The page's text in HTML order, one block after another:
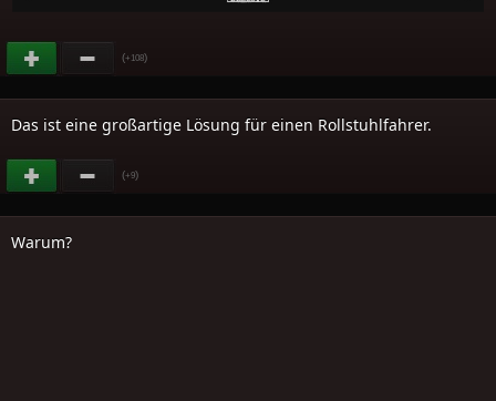
(+108)
Das ist eine großartige Lösung für einen Rollstuhlfahrer.
(+9)
Warum?